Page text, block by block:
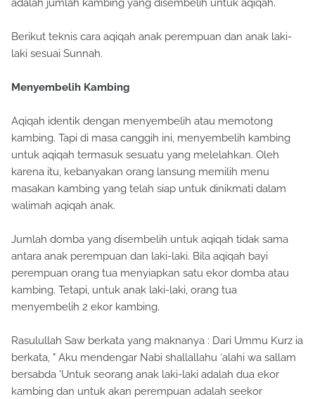
adalah jumlah kambing yang disembelih untuk aqiqah.
Berikut teknis cara aqiqah anak perempuan dan anak laki-
laki sesuai Sunnah.
Menyembelih Kambing
Aqiqah identik dengan menyembelih atau memotong
kambing. Tapi di masa canggih ini, menyembelih kambing
untuk aqiqah termasuk sesuatu yang melelahkan. Oleh
karena itu, kebanyakan orang lansung memilih menu
masakan kambing yang telah siap untuk dinikmati dalam
walimah aqiqah anak.
Jumlah domba yang disembelih untuk aqiqah tidak sama
antara anak perempuan dan laki-laki. Bila aqiqah bayi
perempuan orang tua menyiapkan satu ekor domba atau
kambing. Tetapi, untuk anak laki-laki, orang tua
menyembelih 2 ekor kambing.
Rasulullah Saw berkata yang maknanya : Dari Ummu Kurz ia
berkata, " Aku mendengar Nabi shallallahu ‘alahi wa sallam
bersabda 'Untuk seorang anak laki-laki adalah dua ekor
kambing dan untuk akan perempuan adalah seekor